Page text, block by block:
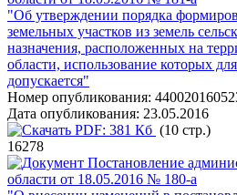
"Об утверждении порядка
земельных участков из земель
назначения, расположенных на
области, использование которых
допускается"
Номер опубликования:
Дата опубликования: 23.05.2016
PDF: 381 Кб (10 стр.)
16278
Постановление
области от 18.05.2016 № 180-а